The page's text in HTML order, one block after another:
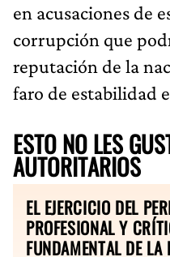
en acusaciones de
corrupción que
reputación de la
faro de estabilidad
ESTO NO LES
AUTORITARIOS
EL EJERCICIO DEL
PROFESIONAL Y
FUNDAMENTAL DE